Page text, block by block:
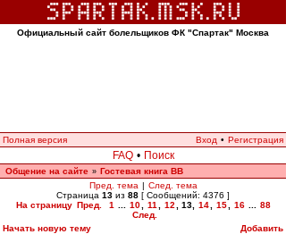
Официальный сайт болельщиков ФК "Спартак" Москва
Полная версия Вход • Регистрация
FAQ • Поиск
Общение на сайте » Гостевая книга ВВ
Пред. тема | След. тема
Страница 13 из 88 [ Сообщений: 4376 ]
На страницу Пред. 1 10 11 12 13, 14 15 16
88
След.
Начать новую тему
Добавить